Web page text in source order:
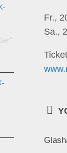
Fr.,
Sa.,